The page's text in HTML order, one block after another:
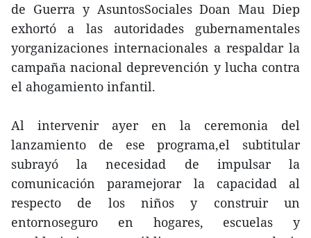
de Guerra y AsuntosSociales Doan Mau Diep
exhortó a las autoridades gubernamentales
yorganizaciones internacionales a respaldar la
campaña nacional deprevención y lucha contra
el ahogamiento infantil.
Al intervenir ayer en la ceremonia del
lanzamiento de ese programa,el subtitular
subrayó la necesidad de impulsar la
comunicación paramejorar la capacidad al
respecto de los niños y construir un
entornoseguro en hogares, escuelas y